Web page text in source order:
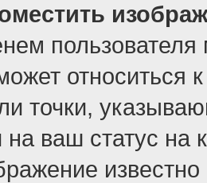
пользователя
относиться
точки,
на ваш статус